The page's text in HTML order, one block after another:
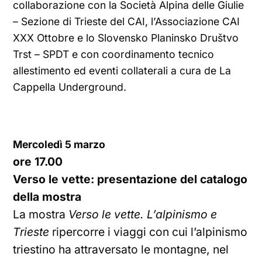
collaborazione con la Società Alpina delle Giulie
– Sezione di Trieste del CAI, l’Associazione CAI
XXX Ottobre e lo Slovensko Planinsko Društvo
Trst – SPDT e con coordinamento tecnico
allestimento ed eventi collaterali a cura de La
Cappella Underground.
Mercoledì 5 marzo
ore 17.00
Verso le vette: presentazione del catalogo
della mostra
La mostra Verso le vette. L’alpinismo e
Trieste ripercorre i viaggi con cui l’alpinismo
triestino ha attraversato le montagne, nel